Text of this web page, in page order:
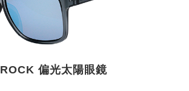
ROCK 偏光太陽眼鏡